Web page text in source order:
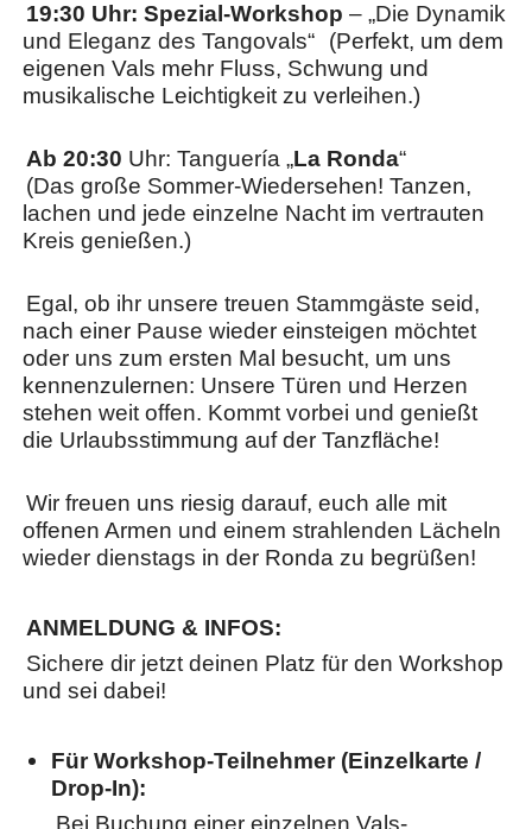
19:30 Uhr: Spezial-Workshop– „Die Dynamik
und Eleganz des Tangovals“
(Perfekt, um dem
eigenen Vals mehr Fluss, Schwung und
musikalische Leichtigkeit zu verleihen.)
Ab 20:30 Uhr: Tanguería „La Ronda“
(Das große Sommer-Wiedersehen! Tanzen,
lachen und jede einzelne Nacht im vertrauten
Kreis genießen.)
​Egal, ob ihr unsere treuen Stammgäste seid,
nach einer Pause wieder einsteigen möchtet
oder uns zum ersten Mal besucht, um uns
kennenzulernen: Unsere Türen und Herzen
stehen weit offen. Kommt vorbei und genießt
die Urlaubsstimmung auf der Tanzfläche!
​Wir freuen uns riesig darauf, euch alle mit
offenen Armen und einem strahlenden Lächeln
wieder dienstags in der Ronda zu begrüßen!
ANMELDUNG & INFOS:
Sichere dir jetzt deinen Platz für den Workshop
und sei dabei!
Für Workshop-Teilnehmer (Einzelkarte /
Drop-In):
Bei Buchung einer einzelnen Vals-